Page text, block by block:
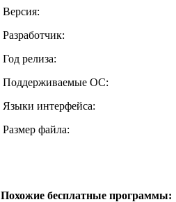
Версия:
Разработчик:
Год релиза:
Поддерживаемые ОС:
Языки интерфейса:
Размер файла:
Похожие бесплатные программы: